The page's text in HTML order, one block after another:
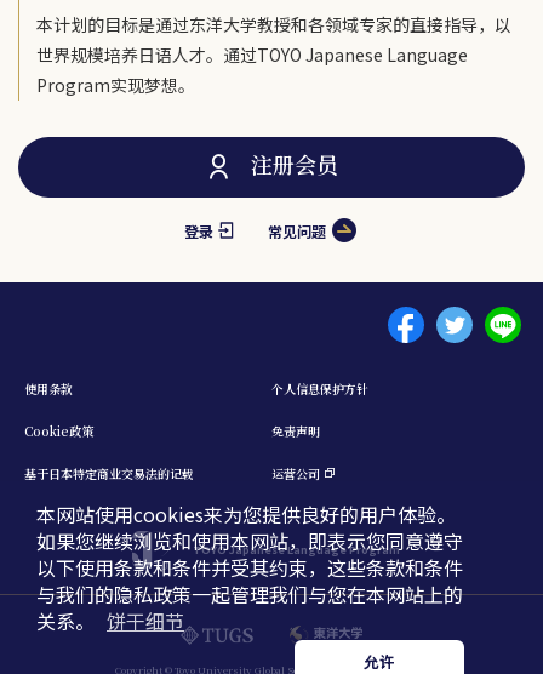
English 中文簡体
本计划的目标是通过东洋大学教授和各领域专家的直接指导，以
世界规模培养日语人才。通过TOYO Japanese Language
Program实现梦想。
注册会员
登录 常见问题
TOYO Japanese Language Program
Menu footer 1
使用条款 个人信息保护方针
Cookie政策 免责声明
基于日本特定商业交易法的记载 运营公司
Copyright © Toyo University Global Service. All Rights Reserved.
本网站使用cookies来为您提供良好的用户体验。
如果您继续浏览和使用本网站，即表示您同意遵守
以下使用条款和条件并受其约束，这些条款和条件
与我们的隐私政策一起管理我们与您在本网站上的
关系。
饼干细节
允许